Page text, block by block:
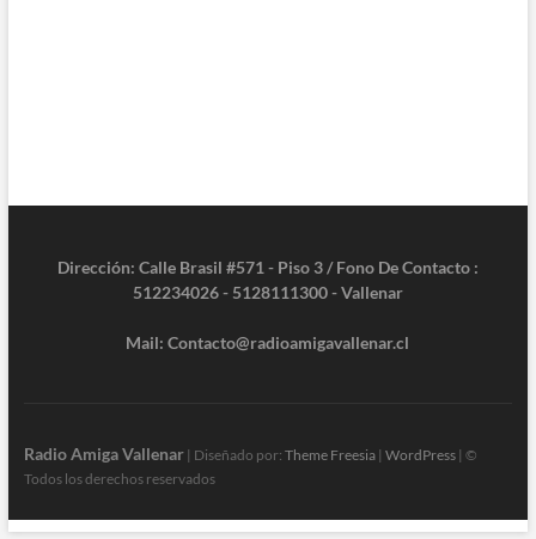
Dirección: Calle Brasil #571 - Piso 3 / Fono De Contacto :
512234026 - 5128111300 - Vallenar
Mail: Contacto@radioamigavallenar.cl
Radio Amiga Vallenar| Diseñado por: Theme Freesia| WordPress| ©
Todos los derechos reservados